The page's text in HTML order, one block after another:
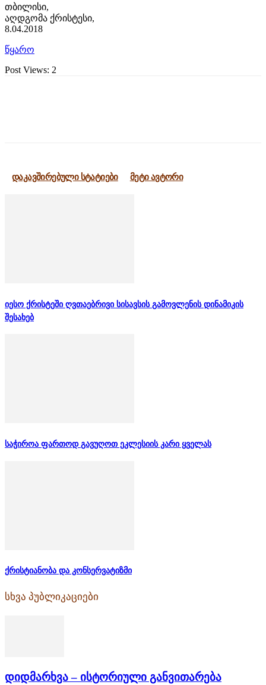
თბილისი,
აღდგომა ქრისტესი,
8.04.2018
წყარო
Post Views: 2
დაკავშირებული სტატიები მეტი ავტორი
იესო ქრისტეში ღვთაებრივი სისავსის გამოვლენის დინამიკის
შესახებ
საჭიროა ფართოდ გავუღოთ ეკლესიის კარი ყველას
ქრისტიანობა და კონსერვატიზმი
სხვა პუბლიკაციები
დიდმარხვა – ისტორიული განვითარება